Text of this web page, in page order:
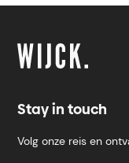
Stay in touch
Volg onze reis en